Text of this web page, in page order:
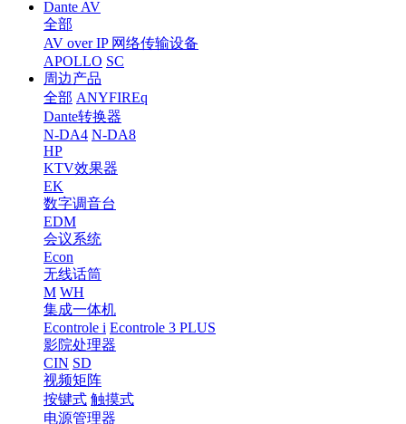
Dante AV
全部
AV over IP 网络传输设备
APOLLO SC
周边产品
全部 ANYFIREq
Dante转换器
N-DA4 N-DA8
HP
KTV效果器
EK
数字调音台
EDM
会议系统
Econ
无线话筒
M WH
集成一体机
Econtrole i Econtrole 3 PLUS
影院处理器
CIN SD
视频矩阵
按键式 触摸式
电源管理器